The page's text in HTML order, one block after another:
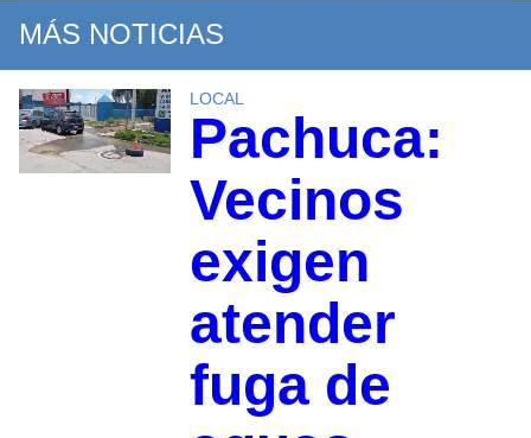
MÁS NOTICIAS
LOCAL
Pachuca:
Vecinos
exigen
atender
fuga de